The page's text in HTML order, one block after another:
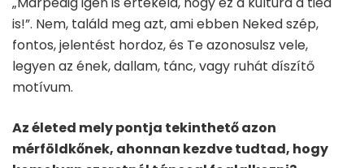
is!”. Nem, találd meg azt, ami ebben Neked szép,
fontos, jelentést hordoz, és Te azonosulsz vele,
legyen az ének, dallam, tánc, vagy ruhát díszítő
motívum.
Az életed mely pontja tekinthető azon
mérföldkőnek, ahonnan kezdve tudtad, hogy